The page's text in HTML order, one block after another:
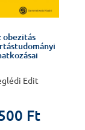
obezitás
Edit
Ft